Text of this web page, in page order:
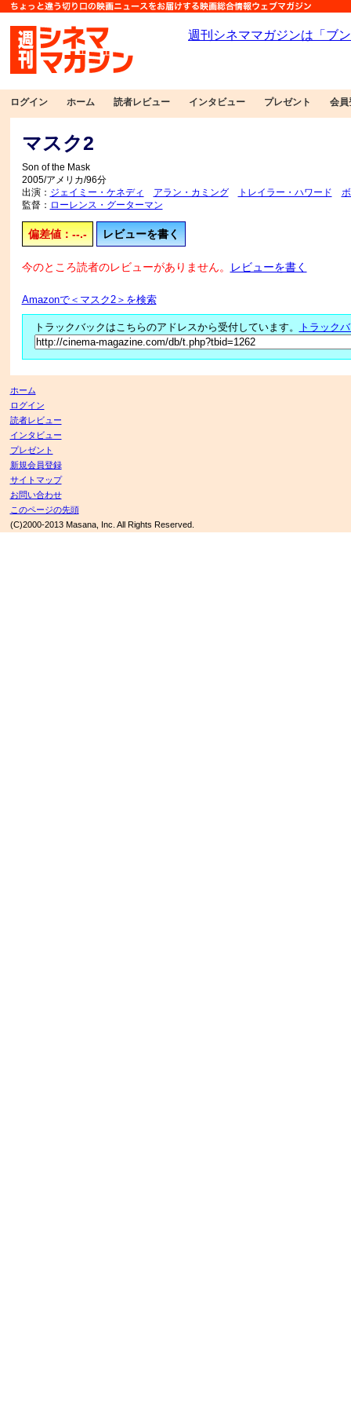
ログイン ホーム 読者レビュー インタビュー プレゼント 会員
マスク2
Son of the Mask
2005/アメリカ/96分
出演： ジェイミー・ケネディ アラン・カミング トレイラー・ハワード
監督： ローレンス・グーターマン
偏差値：--.- レビューを書く
今のところ読者のレビューがありません。 レビューを書く
Amazonで＜マスク2＞を検索
トラックバックはこちらのアドレスから受付しています。 トラック
ホーム
ログイン
読者レビュー
インタビュー
プレゼント
新規会員登録
サイトマップ
お問い合わせ
このページの先頭
(C)2000-2013 Masana, Inc. All Rights Reserved.